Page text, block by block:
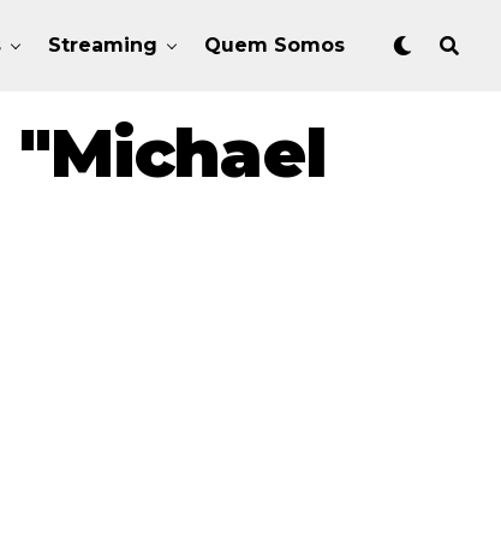
Streaming Quem Somos
"Michael